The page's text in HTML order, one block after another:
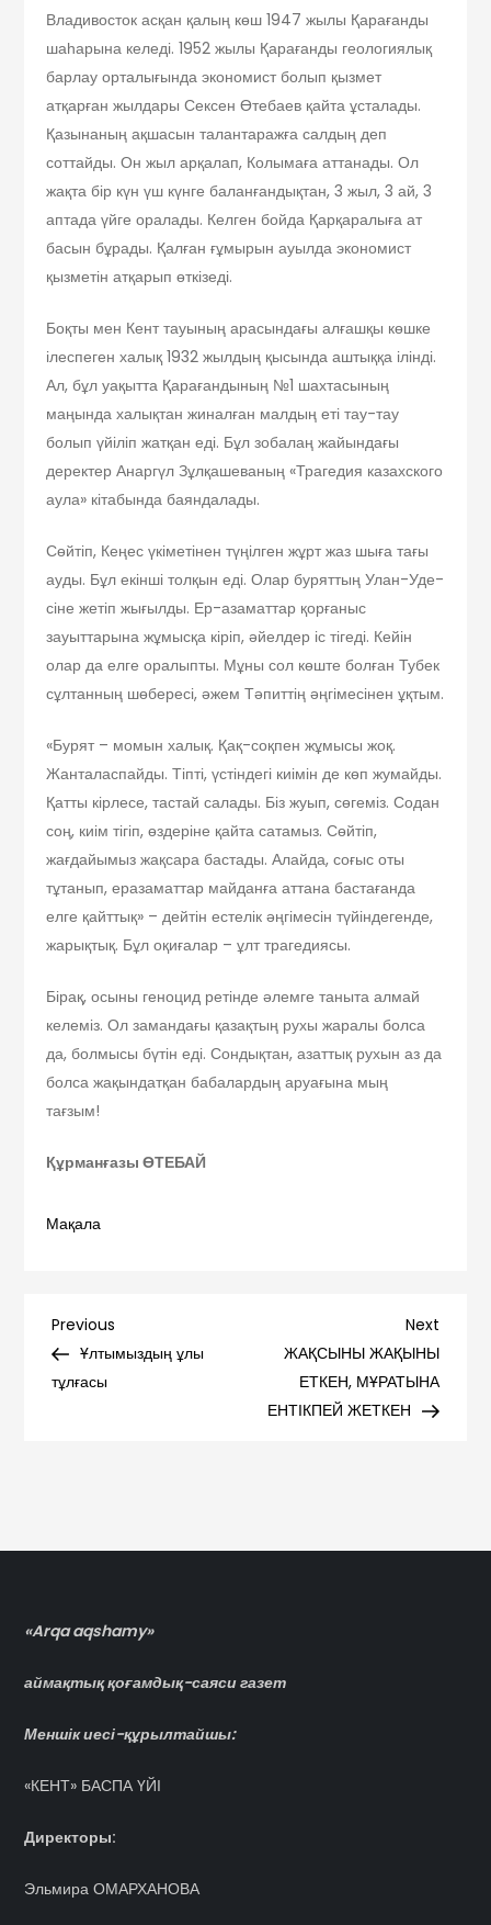
Владивосток асқан қалың көш 1947 жылы Қарағанды
шаһарына келеді. 1952 жылы Қарағанды геологиялық
барлау орталығында экономист болып қызмет
атқарған жылдары Сексен Өтебаев қайта ұсталады.
Қазынаның ақшасын талантаражға салдың деп
соттайды. Он жыл арқалап, Колымаға аттанады. Ол
жақта бір күн үш күнге баланғандықтан, 3 жыл, 3 ай, 3
аптада үйге оралады. Келген бойда Қарқаралыға ат
басын бұрады. Қалған ғұмырын ауылда экономист
қызметін атқарып өткізеді.
Боқты мен Кент тауының арасындағы алғашқы көшке
ілеспеген халық 1932 жылдың қысында аштыққа ілінді.
Ал, бұл уақытта Қарағандының №1 шахтасының
маңында халықтан жиналған малдың еті тау-тау
болып үйіліп жатқан еді. Бұл зобалаң жайындағы
деректер Анаргүл Зұлқашеваның «Трагедия казахского
аула» кітабында баяндалады.
Сөйтіп, Кеңес үкіметінен түңілген жұрт жаз шыға тағы
ауды. Бұл екінші толқын еді. Олар буряттың Улан-Уде-
сіне жетіп жығылды. Ер-азаматтар қорғаныс
зауыттарына жұмысқа кіріп, әйелдер іс тігеді. Кейін
олар да елге оралыпты. Мұны сол көште болған Тубек
сұлтанның шөбересі, әжем Тәпиттің әңгімесінен ұқтым.
«Бурят – момын халық. Қақ-соқпен жұмысы жоқ.
Жанталаспайды. Тіпті, үстіндегі киімін де көп жумайды.
Қатты кірлесе, тастай салады. Біз жуып, сөгеміз. Содан
соң, киім тігіп, өздеріне қайта сатамыз. Сөйтіп,
жағдайымыз жақсара бастады. Алайда, соғыс оты
тұтанып, еразаматтар майданға аттана бастағанда
елге қайттық» – дейтін естелік әңгімесін түйіндегенде,
жарықтық. Бұл оқиғалар – ұлт трагедиясы.
Бірақ, осыны геноцид ретінде әлемге таныта алмай
келеміз. Ол замандағы қазақтың рухы жаралы болса
да, болмысы бүтін еді. Сондықтан, азаттық рухын аз да
болса жақындатқан бабалардың аруағына мың
тағзым!
Құрманғазы ӨТЕБАЙ
Мақала
Навигация
по
Previous
Post
Previous
Ұлтымыздың ұлы
тұлғасы
Next
Post
Next
ЖАҚСЫНЫ ЖАҚЫНЫ
ЕТКЕН, МҰРАТЫНА
ЕНТІКПЕЙ ЖЕТКЕН
«Arqa aqshamy»
аймақтық қоғамдық-саяси газет
Меншік иесі-құрылтайшы:
«КЕНТ» БАСПА ҮЙІ
Директоры:
Эльмира ОМАРХАНОВА